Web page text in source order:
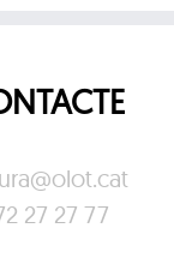
27 27 77